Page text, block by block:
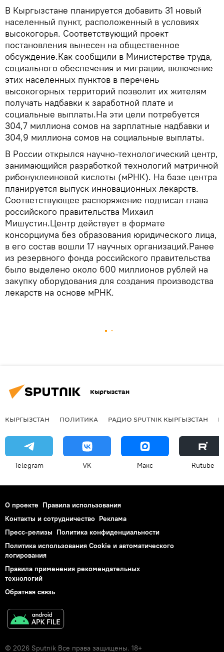
В Кыргызстане планируется добавить 31 новый
населенный пункт, расположенный в условиях
высокогорья. Соответствующий проект
постановления вынесен на общественное
обсуждение.Как сообщили в Министерстве труда,
социального обеспечения и миграции, включение
этих населенных пунктов в перечень
высокогорных территорий позволит их жителям
получать надбавки к заработной плате и
социальные выплаты.На эти цели потребуется
304,7 миллиона сомов на зарплатные надбавки и
304,9 миллиона сомов на социальные выплаты.
В России открылся научно-технологический центр,
занимающийся разработкой технологий матричной
рибонуклеиновой кислоты (мРНК). На базе центра
планируется выпуск инновационных лекарств.
Соответствующее распоряжение подписал глава
российского правительства Михаил
Мишустин.Центр действует в формате
консорциума без образования юридического лица,
в его состав вошли 17 научных организаций.Ранее
из резервного фонда российского правительства
было выделено около 600 миллионов рублей на
закупку оборудования для создания производства
лекарств на основе мРНК.
Кыргызстан
КЫРГЫЗСТАН ПОЛИТИКА РАДИО SPUTNIK КЫРГЫЗСТАН
Telegram VK Макс Rutube
О проекте Правила использования
Контакты и сотрудничество Реклама
Пресс-релизы Политика конфиденциальности
Политика использования Cookie и автоматического
логирования
Правила применения рекомендательных
технологий
Обратная связь
© 2026 Sputnik Все права защищены. 18+